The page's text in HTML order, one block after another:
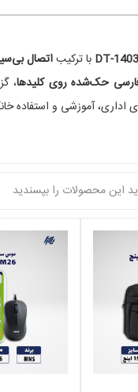
با ترکیباتصال
حک‌شده روی کلیدها،
اداری، آموزشی و استفاده
این محصولات را بپسندید